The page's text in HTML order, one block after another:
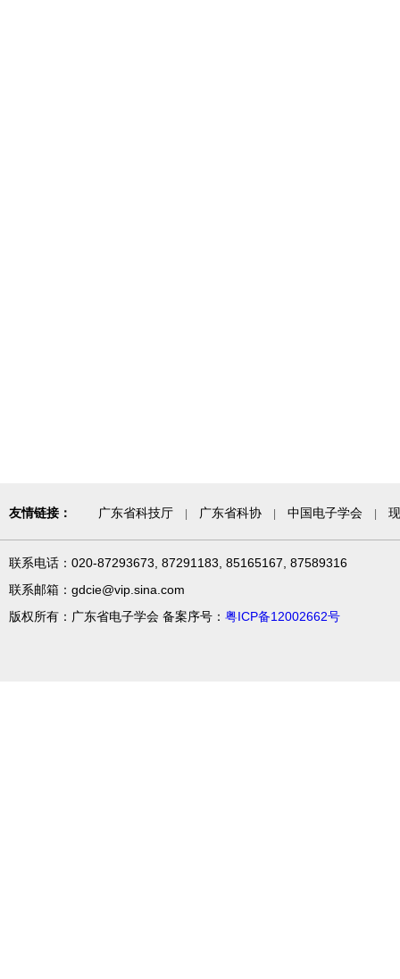
友情链接： 广东省科技厅 广东省科协 中国电子学会
联系电话：020-87293673, 87291183, 85165167, 87589316
联系邮箱：gdcie@vip.sina.com
版权所有：广东省电子学会 备案序号： 粤ICP备12002662号